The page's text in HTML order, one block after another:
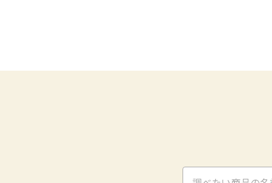
チルド飲料